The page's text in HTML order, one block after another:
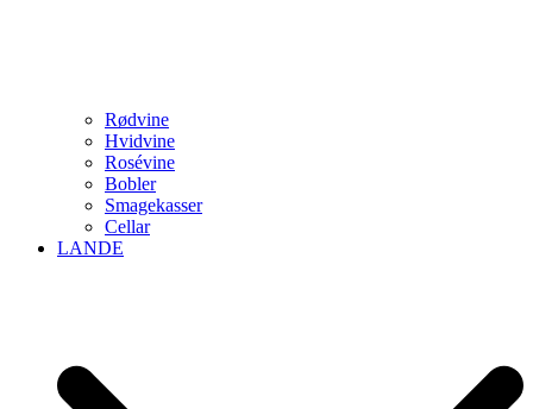
Rødvine
Hvidvine
Rosévine
Bobler
Smagekasser
Cellar
LANDE